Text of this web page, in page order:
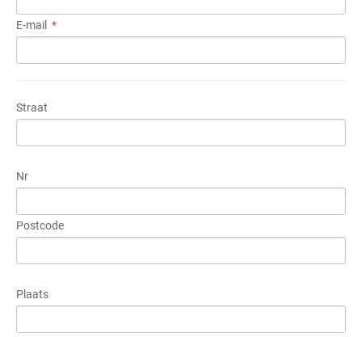
E-mail
Straat
Nr
Postcode
Plaats